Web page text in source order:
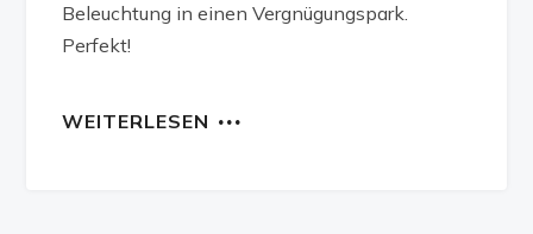
Beleuchtung in einen Vergnügungspark.
Perfekt!
WEITERLESEN